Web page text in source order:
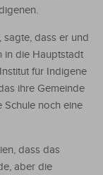
sagte, dass er und
in die Hauptstadt
für Indigene
ihre Gemeinde
noch eine
dass das
aber die